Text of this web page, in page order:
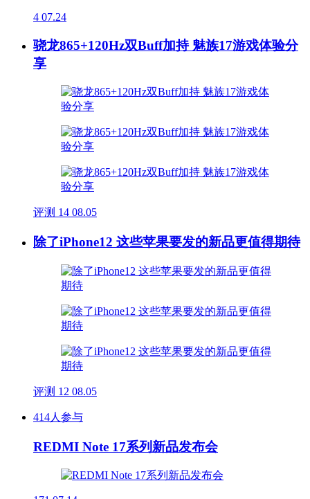
4 07.24
骁龙865+120Hz双Buff加持 魅族17游戏体验分
享
评测 14 08.05
除了iPhone12 这些苹果要发的新品更值得期待
评测 12 08.05
414人参与
REDMI Note 17系列新品发布会